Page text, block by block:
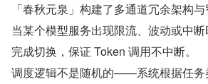
「春秋元泉」构建了多通道冗余架构与
当某个模型服务出现限流、波动或中
完成切换，保证 Token 调用不中断。
调度逻辑不是随机的——系统根据任务